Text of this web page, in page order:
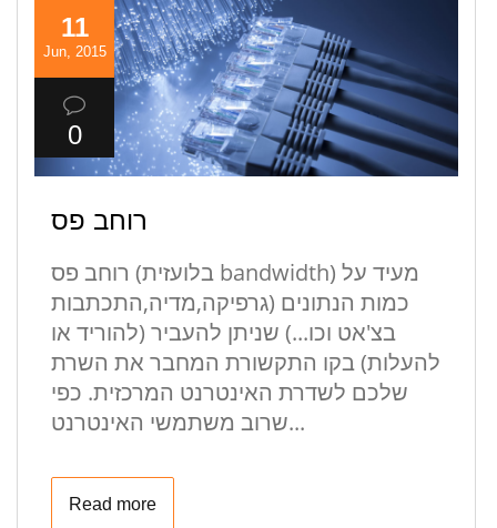
11
Jun, 2015
0
רוחב פס
רוחב פס (בלועזית bandwidth) מעיד על
כמות הנתונים (גרפיקה,מדיה,התכתבות
בצ'אט וכו...) שניתן להעביר (להוריד או
להעלות) בקו התקשורת המחבר את השרת
שלכם לשדרת האינטרנט המרכזית. כפי
שרוב משתמשי האינטרנט...
Read more